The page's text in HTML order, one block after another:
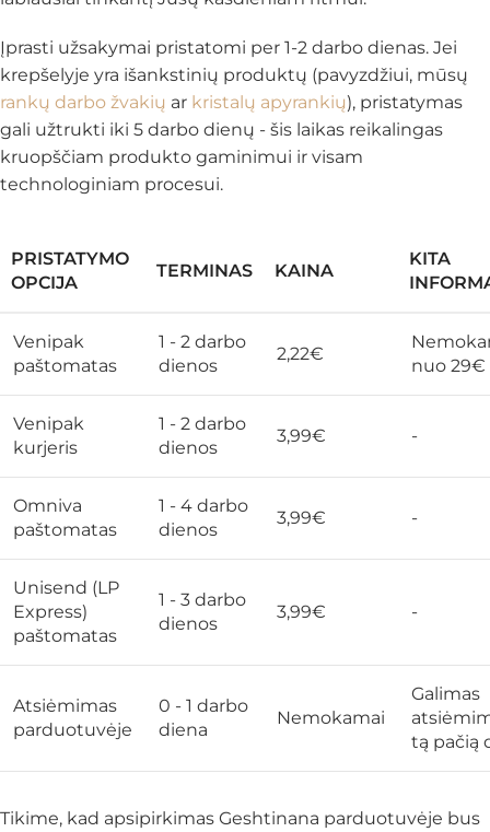
Įprasti užsakymai pristatomi per 1-2 darbo dienas. Jei
krepšelyje yra išankstinių produktų (pavyzdžiui, mūsų
rankų darbo žvakių ar kristalų apyrankių), pristatymas
gali užtrukti iki 5 darbo dienų - šis laikas reikalingas
kruopščiam produkto gaminimui ir visam
technologiniam procesui.
PRISTATYMO
OPCIJA
TERMINAS KAINA
KITA
Venipak
paštomatas
1 - 2 darbo
dienos
2,22€
nuo 29€
Venipak
kurjeris
1 - 2 darbo
dienos
3,99€ -
Omniva
paštomatas
1 - 4 darbo
dienos
3,99€ -
Unisend (LP
Express)
paštomatas
1 - 3 darbo
dienos
3,99€ -
Atsiėmimas
parduotuvėje
0 - 1 darbo
diena
Nemokamai
Galimas
tą pačią
Tikime, kad apsipirkimas Geshtinana parduotuvėje bus